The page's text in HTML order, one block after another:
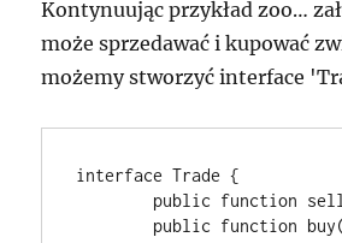
Kontynuując przykład zoo…
może sprzedawać i kupować
możemy stworzyć interface
interface Trade {